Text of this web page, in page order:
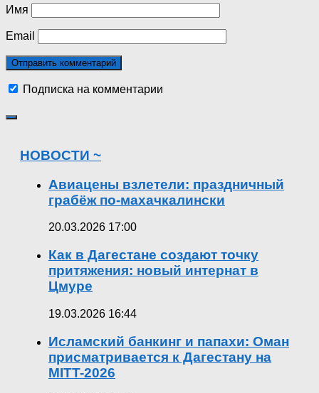
Имя
Email
Подписка на комментарии
НОВОСТИ ~
Авиацены взлетели: праздничный
грабёж по-махачкалински
20.03.2026 17:00
Как в Дагестане создают точку
притяжения: новый интернат в
Цмуре
19.03.2026 16:44
Исламский банкинг и папахи: Оман
присматривается к Дагестану на
MITT-2026